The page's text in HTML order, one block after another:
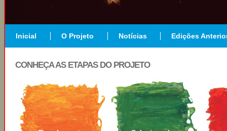
Inicial O Projeto Notícias Edições
CONHEÇA AS ETAPAS DO PROJETO